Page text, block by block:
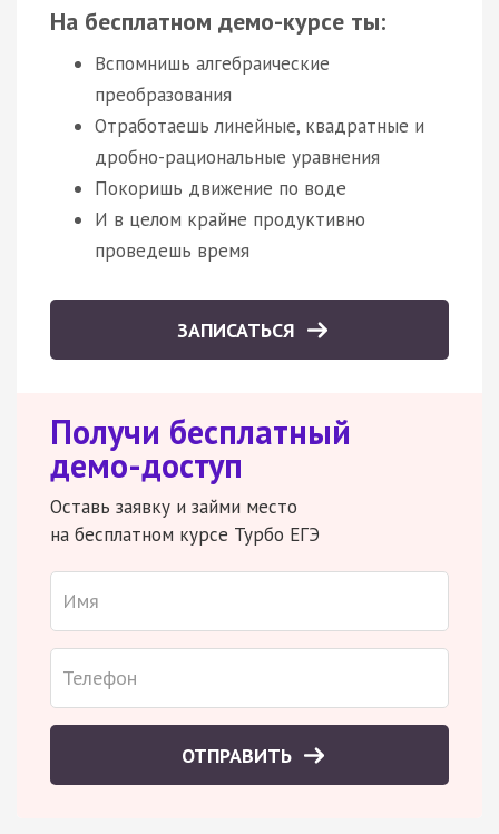
На бесплатном демо-курсе ты:
Вспомнишь алгебраические
преобразования
Отработаешь линейные, квадратные и
дробно-рациональные уравнения
Покоришь движение по воде
И в целом крайне продуктивно
проведешь время
ЗАПИСАТЬСЯ
Получи бесплатный
демо-доступ
Оставь заявку и займи место
на бесплатном курсе Турбо ЕГЭ
ОТПРАВИТЬ